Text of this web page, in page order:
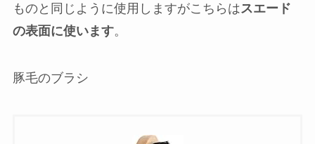
ものと同じように使用しますがこちらはスエード
の表面に使います。
豚毛のブラシ